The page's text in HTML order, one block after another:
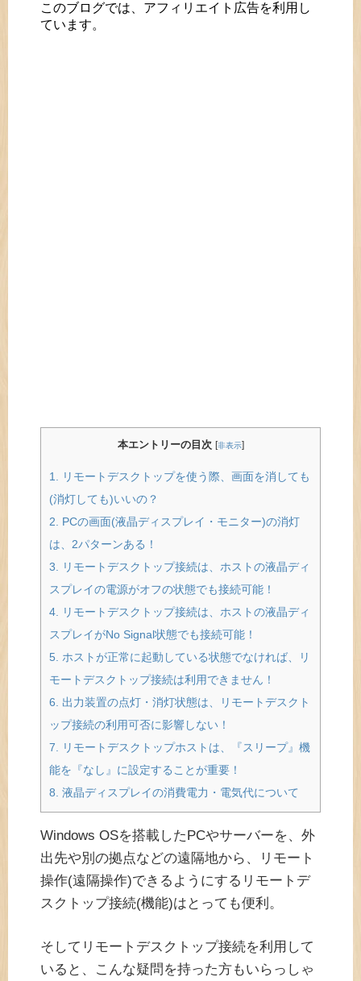
このブログでは、アフィリエイト広告を利用し
ています。
本エントリーの目次 [非表示]
1. リモートデスクトップを使う際、画面を消しても
(消灯しても)いいの？
2. PCの画面(液晶ディスプレイ・モニター)の消灯
は、2パターンある！
3. リモートデスクトップ接続は、ホストの液晶ディ
スプレイの電源がオフの状態でも接続可能！
4. リモートデスクトップ接続は、ホストの液晶ディ
スプレイがNo Signal状態でも接続可能！
5. ホストが正常に起動している状態でなければ、リ
モートデスクトップ接続は利用できません！
6. 出力装置の点灯・消灯状態は、リモートデスクト
ップ接続の利用可否に影響しない！
7. リモートデスクトップホストは、『スリープ』機
能を『なし』に設定することが重要！
8. 液晶ディスプレイの消費電力・電気代について
Windows OSを搭載したPCやサーバーを、外
出先や別の拠点などの遠隔地から、リモート
操作(遠隔操作)できるようにするリモートデ
スクトップ接続(機能)はとっても便利。
そしてリモートデスクトップ接続を利用して
いると、こんな疑問を持った方もいらっしゃ